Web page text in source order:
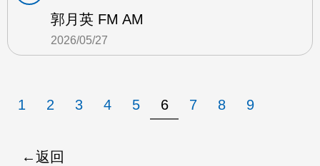
郭月英 FM AM
2026/05/27
1 2 3 4 5 6 7 8 9
返回